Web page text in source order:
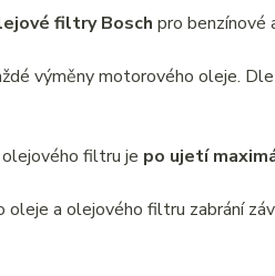
filtry Bosch pro benzínové
výměny motorového oleje.
filtru je po ujetí
oleje a olejového filtru zabrání